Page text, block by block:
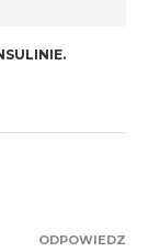
ODPOWIEDZ